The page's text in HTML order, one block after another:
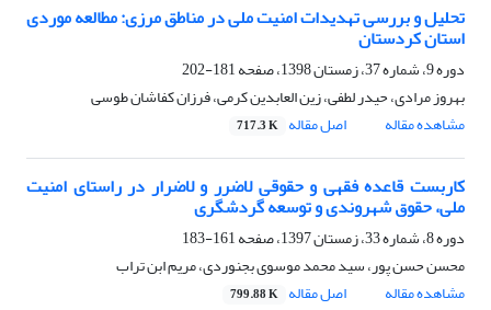
تحلیل و بررسی تهدیدات امنیت ملی در مناطق مرزی: مطالعه موردی
استان کردستان
دوره 9، شماره 37، زمستان 1398، صفحه
181-202
بهروز مرادی، حیدر لطفی، زین العابدین کرمی، فرزان کفاشان طوسی
مشاهده مقاله
اصل مقاله 717.3 K
کاربست قاعده فقهی و حقوقی لاضرر و لاضرار در راستای امنیت
ملی، حقوق شهروندی و توسعه گردشگری
دوره 8، شماره 33، زمستان 1397، صفحه
161-183
محسن حسن پور، سید محمد موسوی بجنوردی، مریم ابن تراب
مشاهده مقاله
اصل مقاله 799.88 K